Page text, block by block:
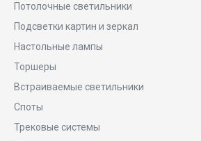
Потолочные светильники
Подсветки картин и зеркал
Настольные лампы
Торшеры
Встраиваемые светильники
Споты
Трековые системы